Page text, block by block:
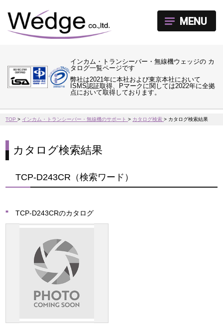
インカム・トランシーバー・無線機ウェッジの カ
タログ一覧ページです
弊社は2021年に本社および東京本社において
ISMS認証取得、Pマークに関しては2022年に全拠
点において取得しております。
MENU
TOP> インカム・トランシーバー・無線機のサポート> カタログ検索> カタログ検索結果
カタログ検索結果
TCP-D243CR（検索ワード）
TCP-D243CRのカタログ